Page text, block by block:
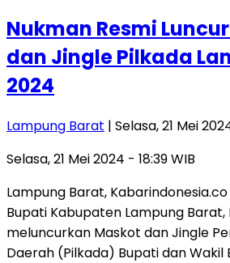
Nukman Resmi
dan Jingle Pilkada
2024
Lampung Barat | Selasa, 21 Mei
Selasa, 21 Mei 2024 - 18:39 WIB
Lampung Barat,
Bupati Kabupaten Lampung Barat,
meluncurkan Maskot dan Jingle
Daerah (Pilkada) Bupati dan Wakil